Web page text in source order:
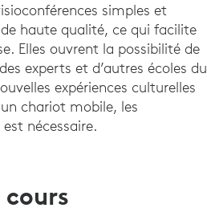
simples et
haute qualité, ce qui facilite
Elles ouvrent la possibilité de
experts et d’autres écoles du
expériences culturelles
chariot mobile, les
nécessaire.